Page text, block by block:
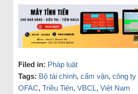
Filed in: Pháp luật
Tags: Bộ tài chính, cấm vận, công ty
OFAC, Triều Tiên, VBCL, Việt Nam